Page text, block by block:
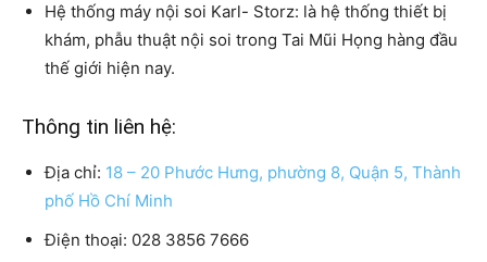
Hệ thống máy nội soi Karl- Storz: là hệ thống thiết bị
khám, phẫu thuật nội soi trong Tai Mũi Họng hàng đầu
thế giới hiện nay.
Thông tin liên hệ:
Địa chỉ: 18 – 20 Phước Hưng, phường 8, Quận 5, Thành
phố Hồ Chí Minh
Điện thoại: 028 3856 7666